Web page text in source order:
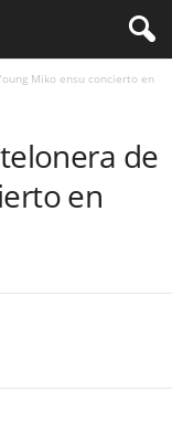
Miko ensu concierto en
de
en